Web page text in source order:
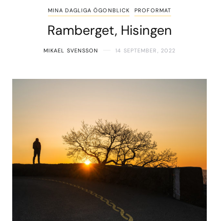
MINA DAGLIGA ÖGONBLICK PROFORMAT
Ramberget, Hisingen
MIKAEL SVENSSON 14 SEPTEMBER, 2022